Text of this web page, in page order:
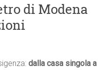
di Modena 
dalla casa singola a